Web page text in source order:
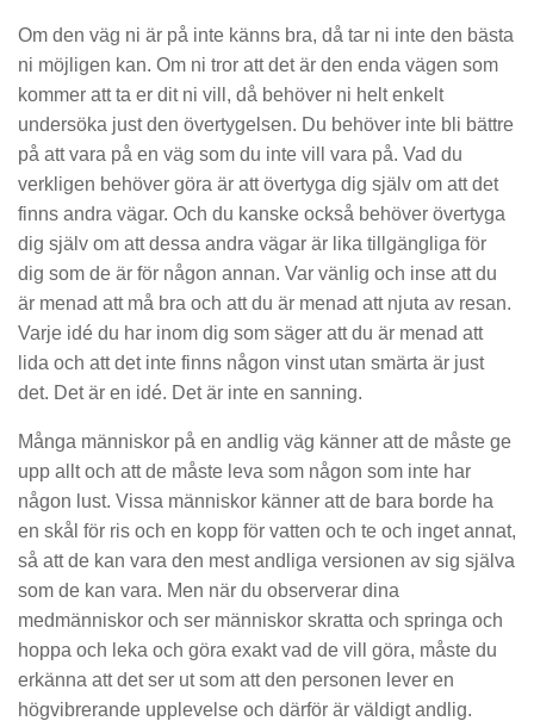
Om den väg ni är på inte känns bra, då tar ni inte den bästa
ni möjligen kan. Om ni tror att det är den enda vägen som
kommer att ta er dit ni vill, då behöver ni helt enkelt
undersöka just den övertygelsen. Du behöver inte bli bättre
på att vara på en väg som du inte vill vara på. Vad du
verkligen behöver göra är att övertyga dig själv om att det
finns andra vägar. Och du kanske också behöver övertyga
dig själv om att dessa andra vägar är lika tillgängliga för
dig som de är för någon annan. Var vänlig och inse att du
är menad att må bra och att du är menad att njuta av resan.
Varje idé du har inom dig som säger att du är menad att
lida och att det inte finns någon vinst utan smärta är just
det. Det är en idé. Det är inte en sanning.
Många människor på en andlig väg känner att de måste ge
upp allt och att de måste leva som någon som inte har
någon lust. Vissa människor känner att de bara borde ha
en skål för ris och en kopp för vatten och te och inget annat,
så att de kan vara den mest andliga versionen av sig själva
som de kan vara. Men när du observerar dina
medmänniskor och ser människor skratta och springa och
hoppa och leka och göra exakt vad de vill göra, måste du
erkänna att det ser ut som att den personen lever en
högvibrerande upplevelse och därför är väldigt andlig.